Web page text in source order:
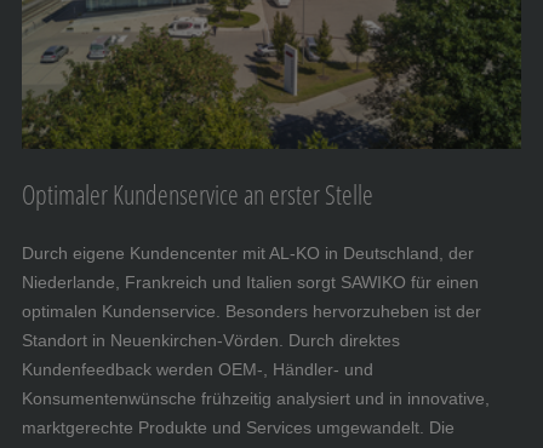
Optimaler Kundenservice an erster Stelle
Durch eigene Kundencenter mit AL-KO in Deutschland, der
Niederlande, Frankreich und Italien sorgt SAWIKO für einen
optimalen Kundenservice. Besonders hervorzuheben ist der
Standort in Neuenkirchen-Vörden. Durch direktes
Kundenfeedback werden OEM-, Händler- und
Konsumentenwünsche frühzeitig analysiert und in innovative,
marktgerechte Produkte und Services umgewandelt. Die